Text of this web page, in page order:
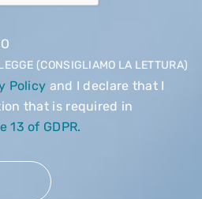
(CONSIGLIAMO LA LETTURA)
Policy and I declare that I
that is required in
13 of GDPR.